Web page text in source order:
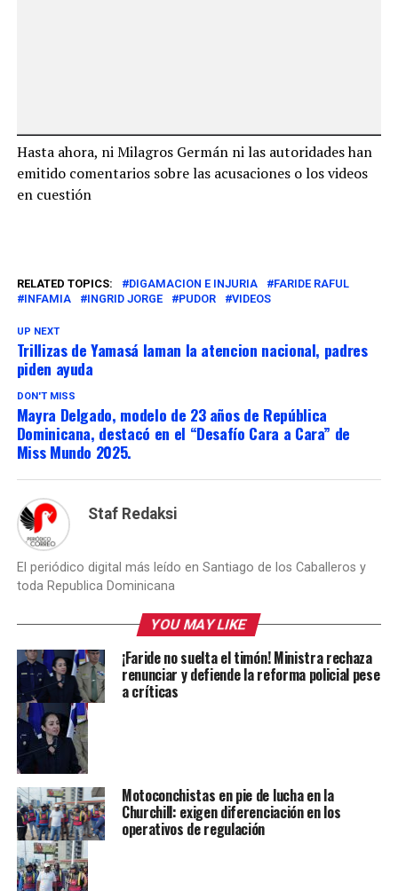
Hasta ahora, ni Milagros Germán ni las autoridades han
emitido comentarios sobre las acusaciones o los videos
en cuestión
RELATED TOPICS: DIGAMACION E INJURIA
FARIDE RAFUL
INFAMIA
INGRID JORGE PUDOR VIDEOS
UP NEXT
Trillizas de Yamasá laman la atencion nacional, padres
piden ayuda
DON'T MISS
Mayra Delgado, modelo de 23 años de República
Dominicana, destacó en el “Desafío Cara a Cara” de
Miss Mundo 2025.
Staf Redaksi
El periódico digital más leído en Santiago de los Caballeros y
toda Republica Dominicana
YOU MAY LIKE
¡Faride no suelta el timón! Ministra rechaza
renunciar y defiende la reforma policial pese
a críticas
Motoconchistas en pie de lucha en la
Churchill: exigen diferenciación en los
operativos de regulación